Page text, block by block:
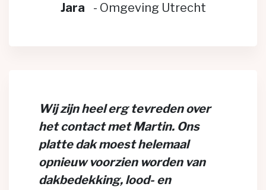
Jara
- Omgeving Utrecht
Wij zijn heel erg tevreden over
het contact met Martin. Ons
platte dak moest helemaal
opnieuw voorzien worden van
dakbedekking, lood- en